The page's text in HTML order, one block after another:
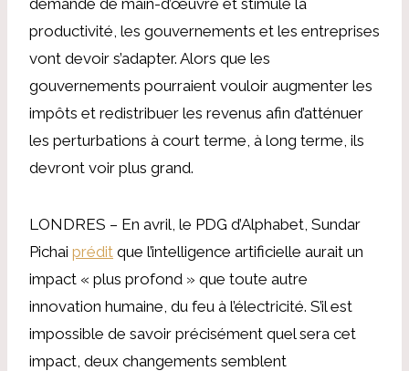
productivité, les gouvernements et les entreprises
vont devoir s’adapter. Alors que les
gouvernements pourraient vouloir augmenter les
impôts et redistribuer les revenus afin d’atténuer
les perturbations à court terme, à long terme, ils
devront voir plus grand.
LONDRES – En avril, le PDG d’Alphabet, Sundar
Pichai prédit que l’intelligence artificielle aurait un
impact « plus profond » que toute autre
innovation humaine, du feu à l’électricité. S’il est
impossible de savoir précisément quel sera cet
impact, deux changements semblent